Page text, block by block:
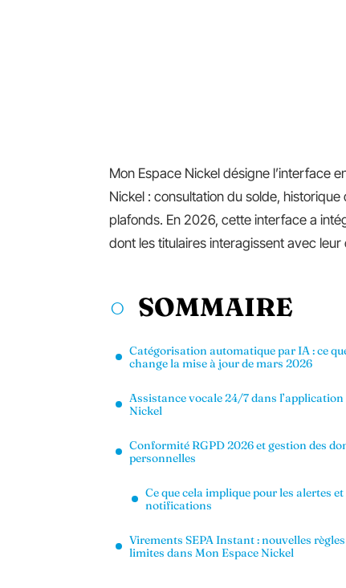
Mon Espace Nickel désigne l’interface
Nickel : consultation du solde,
plafonds. En 2026, cette interface a
dont les titulaires interagissent avec
SOMMAIRE
Catégorisation automatique par IA : ce
change la mise à jour de mars 2026
Assistance vocale 24/7 dans l’application
Nickel
Conformité RGPD 2026 et gestion des
personnelles
Ce que cela implique pour les alertes et
notifications
Virements SEPA Instant : nouvelles
limites dans Mon Espace Nickel